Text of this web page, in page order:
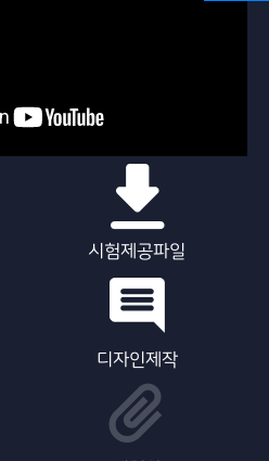
시험제공파일
디자인제작